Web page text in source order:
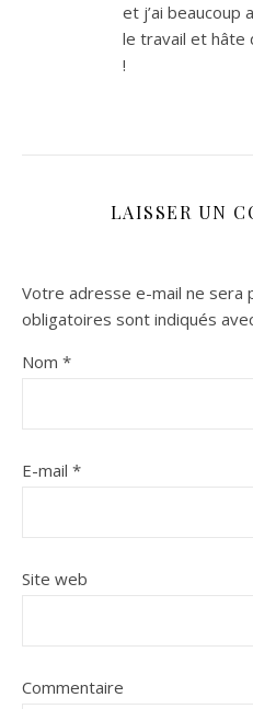
et j’ai beaucoup
le travail et hâte
!
LAISSER UN
Votre adresse e-mail ne sera
obligatoires sont indiqués
Nom *
E-mail *
Site web
Commentaire